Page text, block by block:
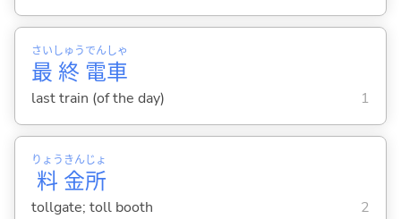
最
さい
終
しゅう
電
でん
車
しゃ
last train (of the day) 1
料
りょう
金
きん
所
じょ
tollgate; toll booth 2